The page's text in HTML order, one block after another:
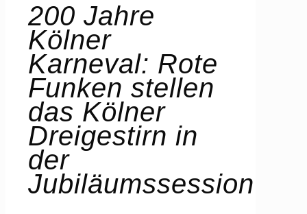
200 Jahre
Kölner
Karneval: Rote
Funken stellen
das Kölner
Dreigestirn in
der
Jubiläumssession